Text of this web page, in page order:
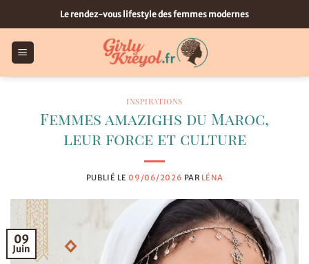
au
contenu
Le rendez-vous lifestyle des femmes modernes
INSPIRATIONS
Femmes amazighs du Maroc,
leur force et culture
PUBLIÉ LE09/06/2026 PAR LÉNA
09
Juin